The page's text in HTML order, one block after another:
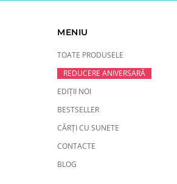
MENIU
TOATE PRODUSELE
REDUCERE ANIVERSARĂ
EDIȚII NOI
BESTSELLER
CĂRȚI CU SUNETE
CONTACTE
BLOG